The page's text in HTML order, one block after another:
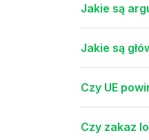
Jakie są
Jakie są
Czy UE
Czy zakaz